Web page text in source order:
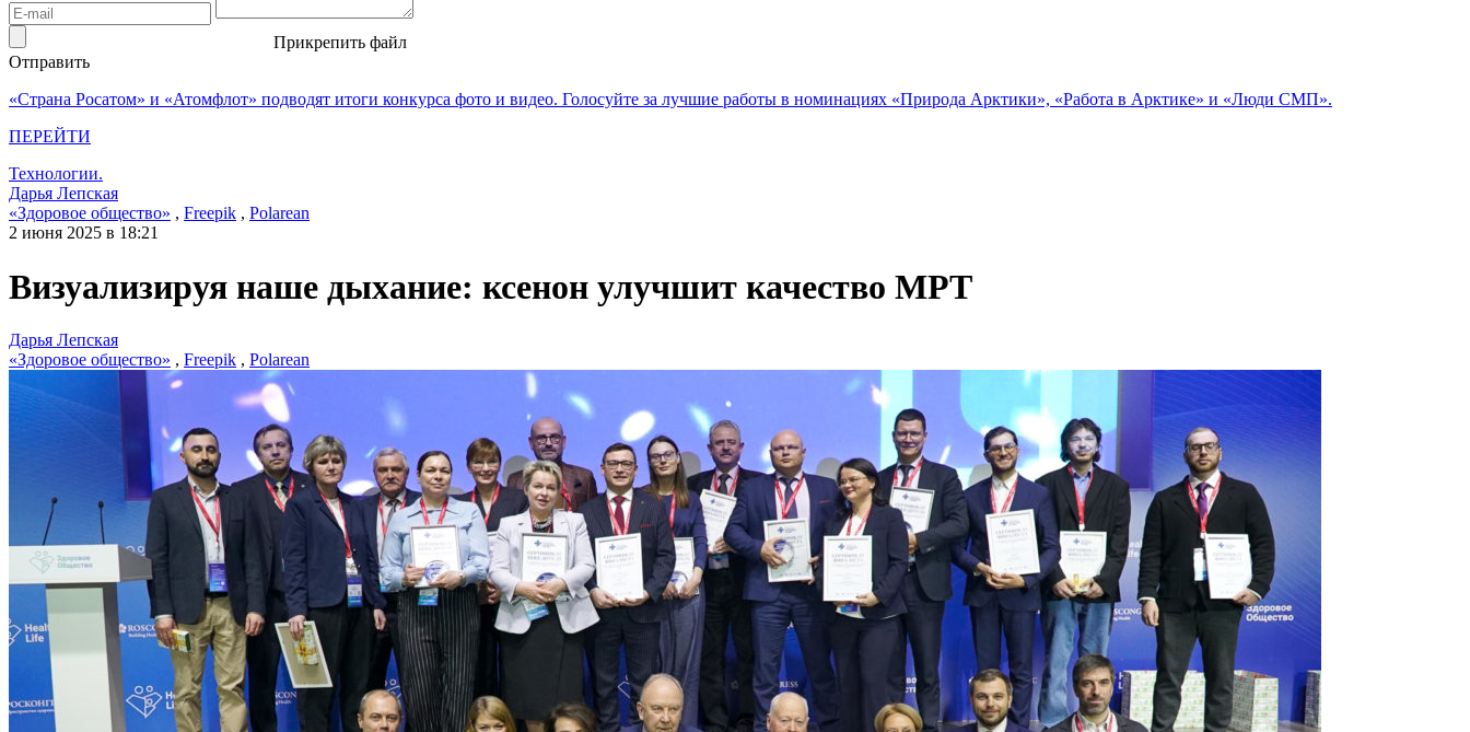
Прикрепить файл
Отправить
«Страна Росатом» и «Атомфлот» подводят итоги конкурса фото и видео. Голосуйте за лучшие работы в номинациях «Природа Арктики», «Работа в Арктике» и «Люди СМП».
ПЕРЕЙТИ
Технологии.
Дарья Лепская
«Здоровое общество» , Freepik , Polarean
2 июня 2025 в 18:21
Визуализируя наше дыхание: ксенон улучшит качество МРТ
Дарья Лепская
«Здоровое общество» , Freepik , Polarean